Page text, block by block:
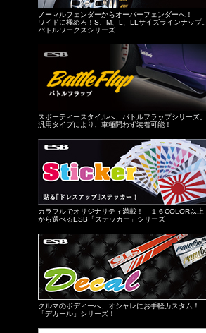
ノーマルフェンダーからオーバーフェンダーへ！
ワイドに極めろ！S、M、L、LLサイズラインナップ。
バトルワークスシリーズ
スポーティースタイルへ、バトルフラップシリーズ。
汎用タイプにより、車種問わず装着可能！
カラフルでオリジナリティ満載！ １６COLOR以上
から選べるESB「ステッカー」シリーズ
クルマのボディーへ、オシャレにお手軽カスタム！
「デカール」シリーズ！